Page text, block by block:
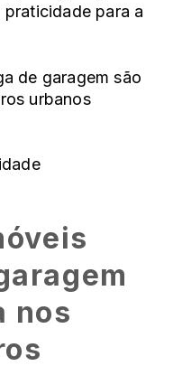
para a
de garagem são
urbanos
nos